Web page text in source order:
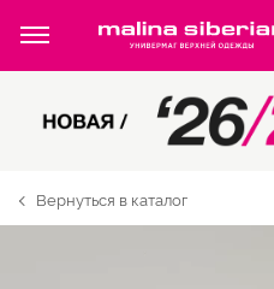
Вернуться в каталог